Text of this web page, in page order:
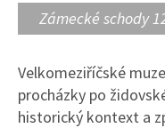
Zámecké schody
Velkomeziříčské
procházky po
historický kontext a